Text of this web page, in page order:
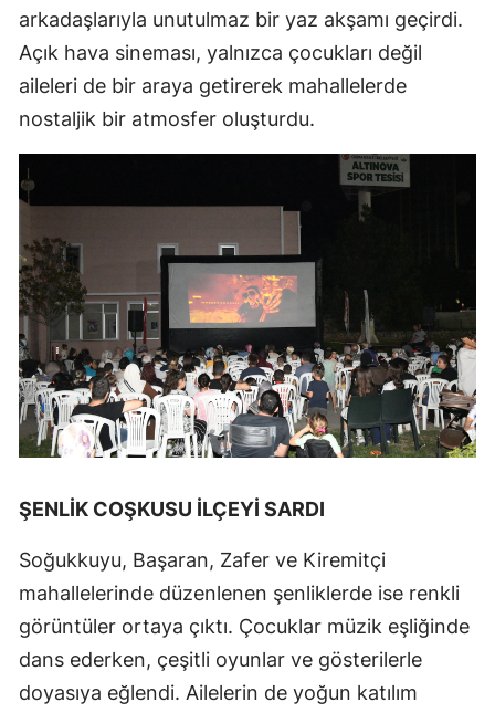
arkadaşlarıyla unutulmaz bir yaz akşamı geçirdi.
Açık hava sineması, yalnızca çocukları değil
aileleri de bir araya getirerek mahallelerde
nostaljik bir atmosfer oluşturdu.
ŞENLİK COŞKUSU İLÇEYİ SARDI
Soğukkuyu, Başaran, Zafer ve Kiremitçi
mahallelerinde düzenlenen şenliklerde ise renkli
görüntüler ortaya çıktı. Çocuklar müzik eşliğinde
dans ederken, çeşitli oyunlar ve gösterilerle
doyasıya eğlendi. Ailelerin de yoğun katılım